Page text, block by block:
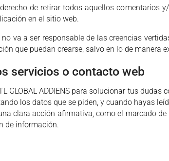
derecho de retirar todos aquellos
en el sitio web.
no va a ser responsable de las creencias
que puedan crearse, salvo en lo de manera
servicios o contacto web
GLOBAL ADDIENS para solucionar tus
los datos que se piden, y cuando hayas
clara acción afirmativa, como el marcado
de información.